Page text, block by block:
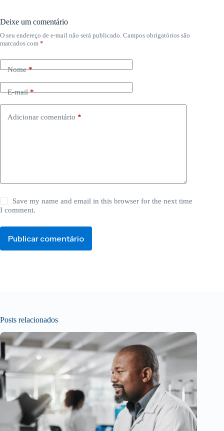
Deixe um comentário
O seu endereço de e-mail não será publicado. Campos obrigatórios são
marcados com *
Nome*
E-mail*
Adicionar comentário *
Save my name and email in this browser for the next time
I comment.
Publicar comentário
Posts relacionados